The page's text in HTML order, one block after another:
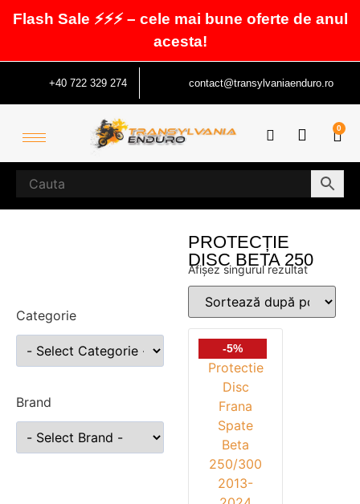
Flash Sale ⚡⚡⚡ – cele mai bune oferte de anul
acesta!
+40 722 329 274 contact@transylvaniaenduro.ro
0
Categorie
Brand
PROTECȚIE
DISC BETA 250
Afișez singurul rezultat
-5%